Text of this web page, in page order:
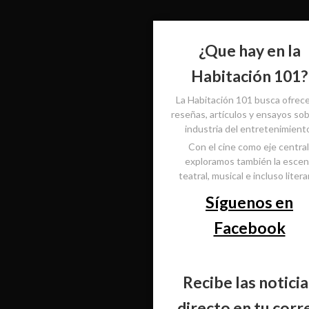
¿Que hay en la
Habitación 101?
La Habitación 101 busca
reseñas, artículos y ensayos
industria del
Con el cine como eje
exploramos también la
teatral, musical e incluso
Síguenos en
Facebook
Recibe las